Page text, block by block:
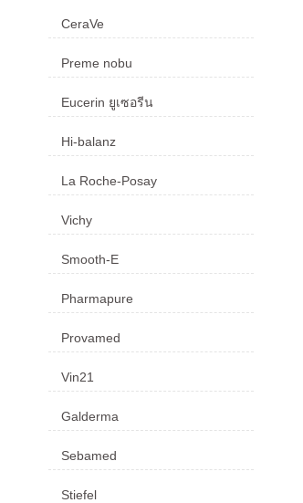
CeraVe
Preme nobu
Eucerin ยูเซอรีน
Hi-balanz
La Roche-Posay
Vichy
Smooth-E
Pharmapure
Provamed
Vin21
Galderma
Sebamed
Stiefel